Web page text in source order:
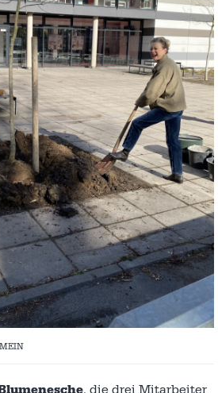
, die drei Mitarbeiter